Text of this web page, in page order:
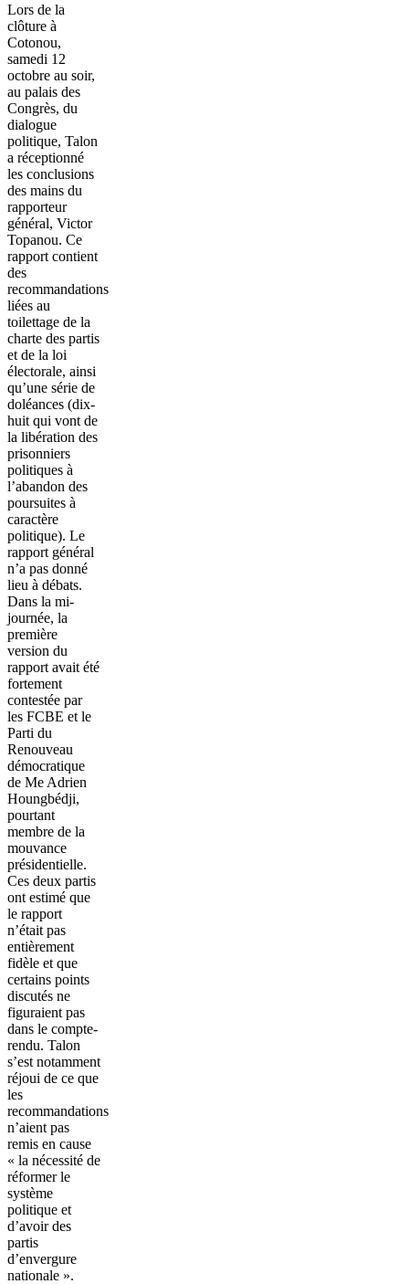
Lors de la
clôture à
Cotonou,
samedi 12
octobre au soir,
au palais des
Congrès, du
dialogue
politique, Talon
a réceptionné
les conclusions
des mains du
rapporteur
général, Victor
Topanou. Ce
rapport contient
des
recommandations
liées au
toilettage de la
charte des partis
et de la loi
électorale, ainsi
qu’une série de
doléances (dix-
huit qui vont de
la libération des
prisonniers
politiques à
l’abandon des
poursuites à
caractère
politique). Le
rapport général
n’a pas donné
lieu à débats.
Dans la mi-
journée, la
première
version du
rapport avait été
fortement
contestée par
les FCBE et le
Parti du
Renouveau
démocratique
de Me Adrien
Houngbédji,
pourtant
membre de la
mouvance
présidentielle.
Ces deux partis
ont estimé que
le rapport
n’était pas
entièrement
fidèle et que
certains points
discutés ne
figuraient pas
dans le compte-
rendu. Talon
s’est notamment
réjoui de ce que
les
recommandations
n’aient pas
remis en cause
« la nécessité de
réformer le
système
politique et
d’avoir des
partis
d’envergure
nationale ».